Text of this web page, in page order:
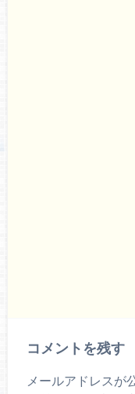
コメントを残す
メールアドレスが